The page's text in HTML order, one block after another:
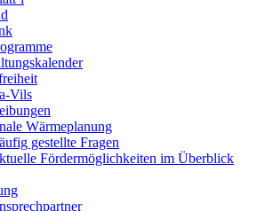
Vils
Wärmeplanung
gestellte Fragen
Fördermöglichkeiten im Überblick